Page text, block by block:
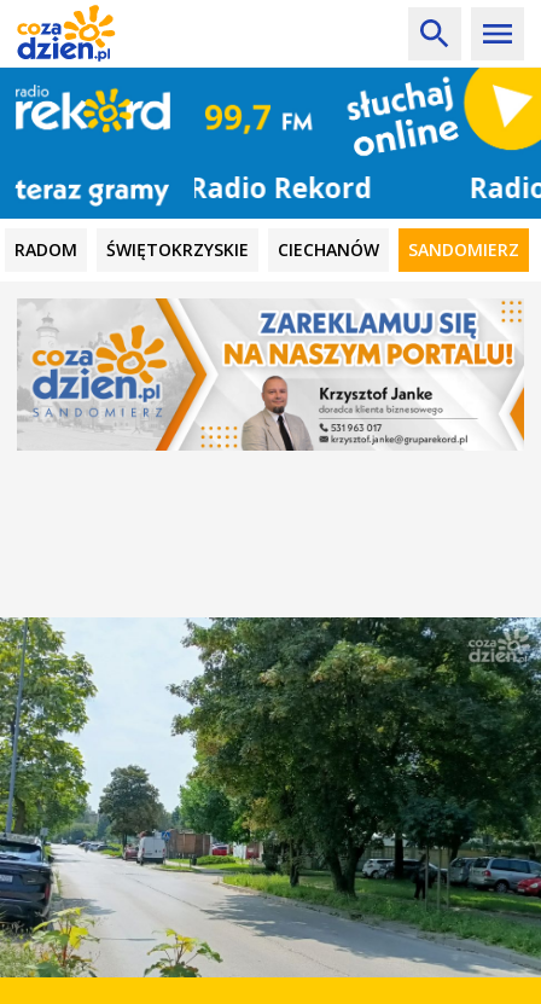
Radio Rekord
RADOM ŚWIĘTOKRZYSKIE CIECHANÓW SANDOMIERZ